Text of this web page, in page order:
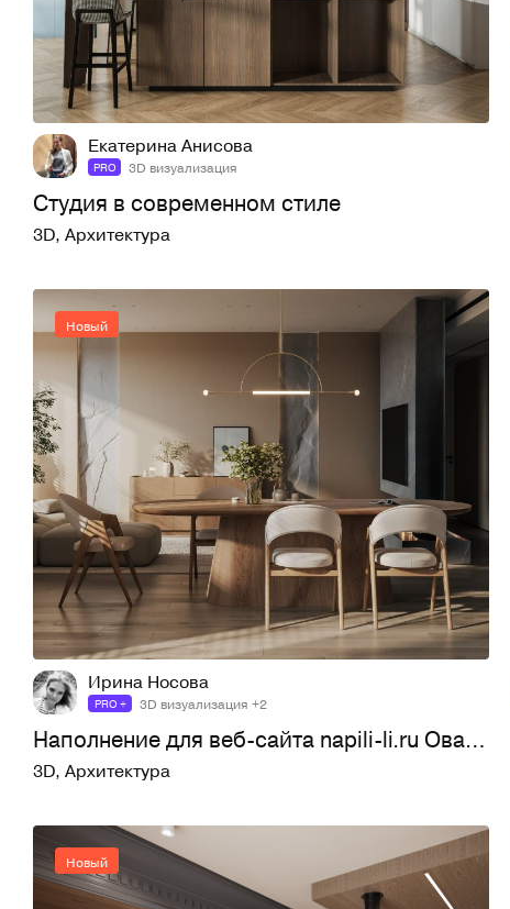
2 14
Екатерина Анисова
PRO 3D визуализация
Студия в современном стиле
3D, Архитектура
Новый
6 30
Ирина Носова
PRO + 3D визуализация +2
Наполнение для веб-сайта napili-li.ru Овальный обеденный стол ХОЛЬМ Дуб
3D, Архитектура
Новый